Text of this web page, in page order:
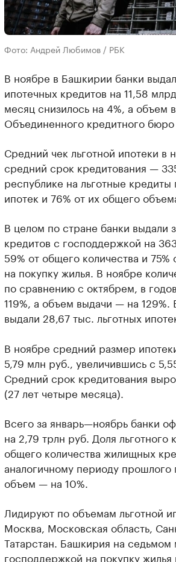
Фото: Андрей Любимов / РБК
В ноябре в Башкирии банки
ипотечных кредитов на 11,58
месяц снизилось на 4%, а объем
Объединенного кредитного
Средний чек льготной ипотеки в
средний срок кредитования —
республике на льготные
ипотек и 76% от их общего
В целом по стране банки выдали
кредитов с господдержкой на
59% от общего количества и
на покупку жилья. В ноябре
по сравнению с октябрем, в
119%, а объем выдачи — на
выдали 28,67 тыс. льготных
В ноябре средний размер
5,79 млн руб., увеличившись с
Средний срок кредитования
(27 лет четыре месяца).
Всего за январь—ноябрь банки
на 2,79 трлн руб. Доля льготного
общего количества жилищных
аналогичному периоду прошлого
объем — на 10%.
Лидируют по объемам льготной
Москва, Московская область,
Татарстан. Башкирия на
господдержкой на покупку